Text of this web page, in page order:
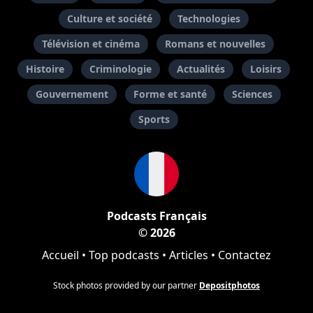
Culture et société
Technologies
Télévision et cinéma
Romans et nouvelles
Histoire
Criminologie Actualités
Loisirs
Gouvernement
Forme et santé
Sciences
Sports
Podcasts Français
© 2026
Accueil • Top podcasts • Articles • Contactez
Stock photos provided by our partner Depositphotos